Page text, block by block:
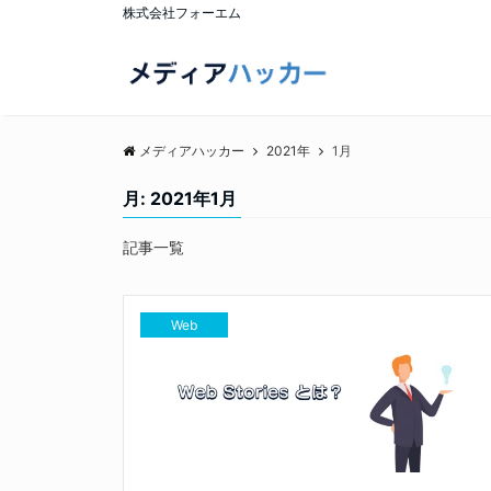
株式会社フォーエム
メディアハッカー 2021年 1月
月: 2021年1月
記事一覧
Web